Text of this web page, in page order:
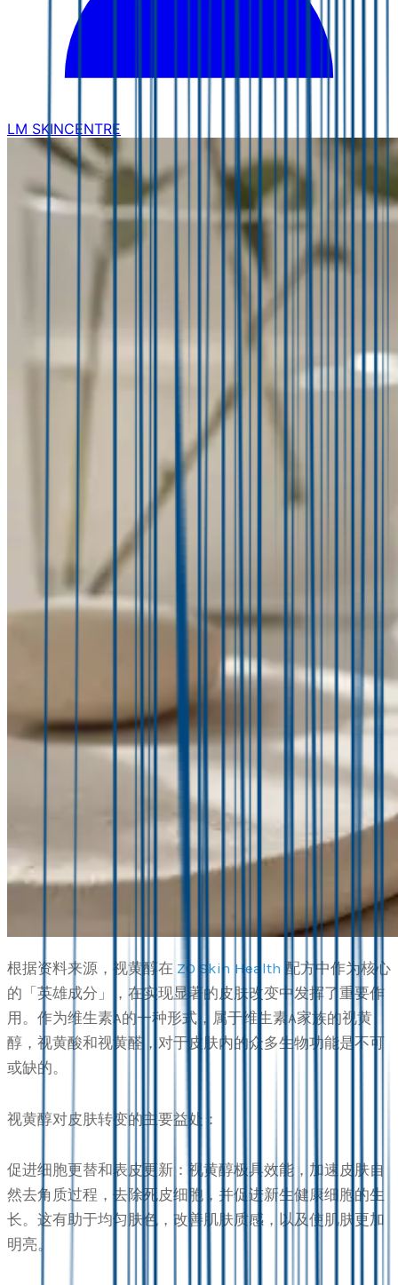
LM SKINCENTRE
根据资料来源，视黄醇在 ZO Skin Health 配方中作为核心
的「英雄成分」，在实现显著的皮肤改变中发挥了重要作
用。作为维生素A的一种形式，属于维生素A家族的视黄
醇，视黄酸和视黄醛，对于皮肤内的众多生物功能是不可
或缺的。
视黄醇对皮肤转变的主要益处：
促进细胞更替和表皮更新：视黄醇极具效能，加速皮肤自
然去角质过程，去除死皮细胞，并促进新生健康细胞的生
长。这有助于均匀肤色，改善肌肤质感，以及使肌肤更加
明亮。